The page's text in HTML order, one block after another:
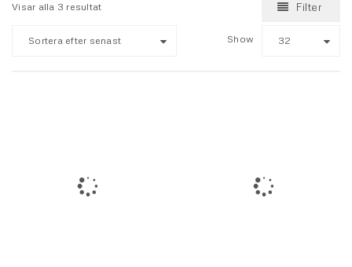
Visar alla 3 resultat Filter
Sortera efter senast Show 32